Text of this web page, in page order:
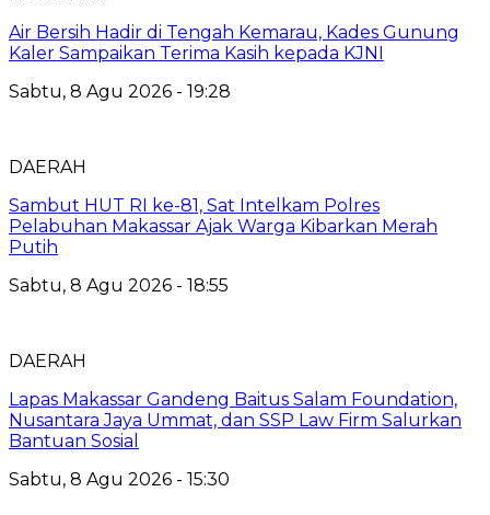
Air Bersih Hadir di Tengah Kemarau, Kades Gunung
Kaler Sampaikan Terima Kasih kepada KJNI
Sabtu, 8 Agu 2026 - 19:28
DAERAH
Sambut HUT RI ke-81, Sat Intelkam Polres
Pelabuhan Makassar Ajak Warga Kibarkan Merah
Putih
Sabtu, 8 Agu 2026 - 18:55
DAERAH
Lapas Makassar Gandeng Baitus Salam Foundation,
Nusantara Jaya Ummat, dan SSP Law Firm Salurkan
Bantuan Sosial
Sabtu, 8 Agu 2026 - 15:30